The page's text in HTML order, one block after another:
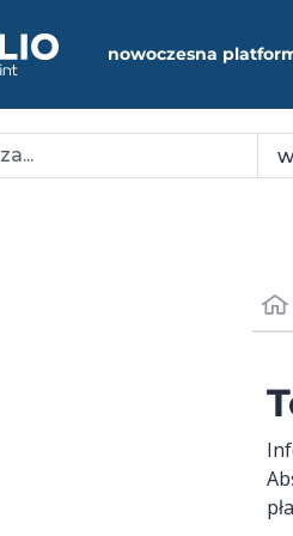
nowoczesna